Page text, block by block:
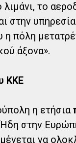
το
στην
η πόλη
άξονα».
ΚΚΕ
η ετήσια
στην
να